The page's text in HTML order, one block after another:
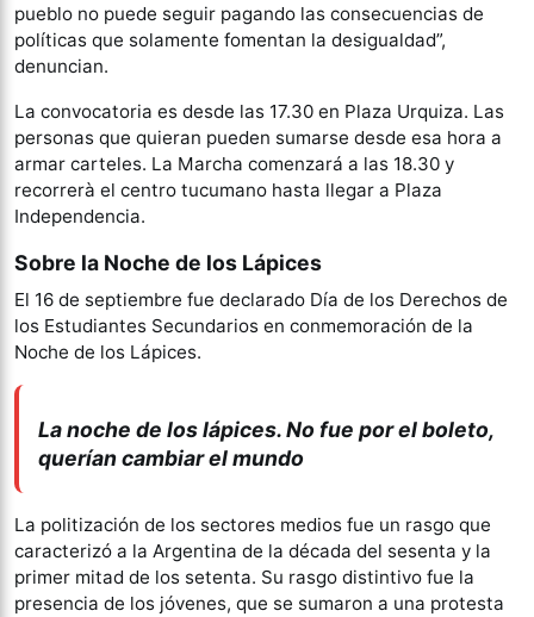
pueblo no puede seguir pagando las consecuencias de
políticas que solamente fomentan la desigualdad”,
denuncian.
La convocatoria es desde las 17.30 en Plaza Urquiza. Las
personas que quieran pueden sumarse desde esa hora a
armar carteles. La Marcha comenzará a las 18.30 y
recorrerà el centro tucumano hasta llegar a Plaza
Independencia.
Sobre la Noche de los Lápices
El 16 de septiembre fue declarado Día de los Derechos de
los Estudiantes Secundarios en conmemoración de la
Noche de los Lápices.
La noche de los lápices. No fue por el boleto,
querían cambiar el mundo
La politización de los sectores medios fue un rasgo que
caracterizó a la Argentina de la década del sesenta y la
primer mitad de los setenta. Su rasgo distintivo fue la
presencia de los jóvenes, que se sumaron a una protesta